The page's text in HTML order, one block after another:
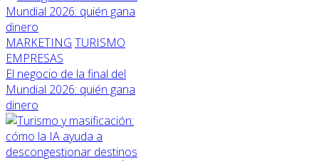
MARKETING TURISMO
EMPRESAS
El negocio de la final del
Mundial 2026: quién gana
dinero